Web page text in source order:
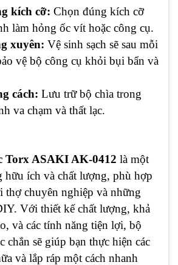
kích cỡ: Chọn đúng kích cỡ
làm hỏng ốc vít hoặc công cụ.
xuyên: Vệ sinh sạch sẽ sau mỗi
vệ bộ công cụ khỏi bụi bẩn và
cách: Lưu trữ bộ chìa trong
va chạm và thất lạc.
Torx ASAKI AK-0412 là một
hữu ích và chất lượng, phù hợp
chuyên nghiệp và những
Với thiết kế chất lượng, khả
và các tính năng tiện lợi, bộ
chắn sẽ giúp bạn thực hiện các
và lắp ráp một cách nhanh